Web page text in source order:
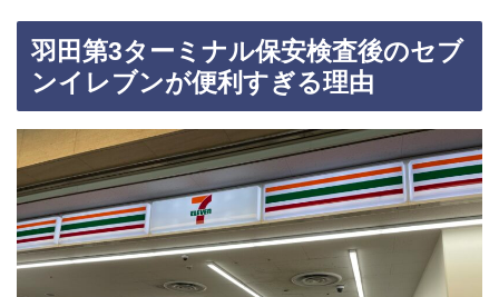
羽田第3ターミナル保安検査後のセブ
ンイレブンが便利すぎる理由